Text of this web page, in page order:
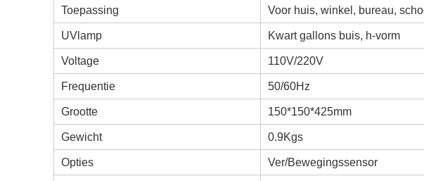
Toepassing Voor huis, winkel, bureau,
UVlamp Kwart gallons buis, h-vorm
Voltage 110V/220V
Frequentie 50/60Hz
Grootte 150*150*425mm
Gewicht 0.9Kgs
Opties Ver/Bewegingssensor